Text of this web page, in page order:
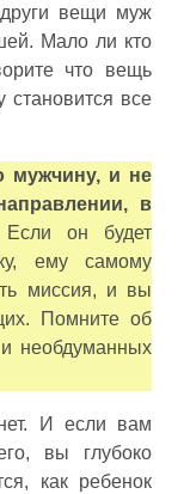
вещи муж
Мало ли кто
что вещь
все
мужчину, и не
в
Если он будет
ему самому
миссия, и вы
Помните об
необдуманных
И если вам
вы глубоко
как ребенок